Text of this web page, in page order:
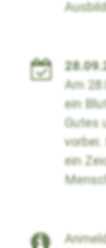
Am
ein
Gutes
vorbei.
ein